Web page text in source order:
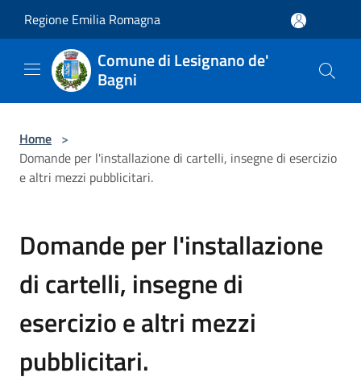
Regione Emilia Romagna
Comune di Lesignano de'
Bagni
Home >
Domande per l'installazione di cartelli, insegne di esercizio
e altri mezzi pubblicitari.
Domande per l'installazione
di cartelli, insegne di
esercizio e altri mezzi
pubblicitari.